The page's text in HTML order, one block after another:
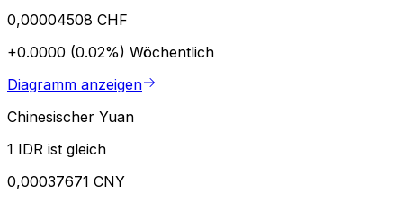
0,00004508 CHF
+0.0000 (0.02%) Wöchentlich
Diagramm anzeigen
Chinesischer Yuan
1 IDR ist gleich
0,00037671 CNY